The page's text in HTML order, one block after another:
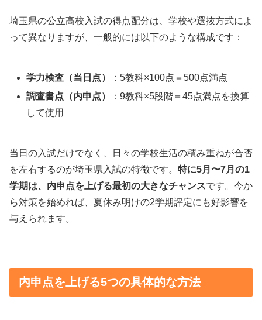
埼玉県の公立高校入試の得点配分は、学校や選抜方式によ
って異なりますが、一般的には以下のような構成です：
学力検査（当日点）
：5教科×100点＝500点満点
調査書点（内申点）
：9教科×5段階＝45点満点を換算
して使用
当日の入試だけでなく、日々の学校生活の積み重ねが合否
を左右するのが埼玉県入試の特徴です。 特に5月〜7月の1
学期は、内申点を上げる最初の大きなチャンスです。今か
ら対策を始めれば、夏休み明けの2学期評定にも好影響を
与えられます。
内申点を上げる5つの具体的な方法